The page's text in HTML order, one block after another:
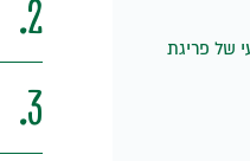
2.
3.